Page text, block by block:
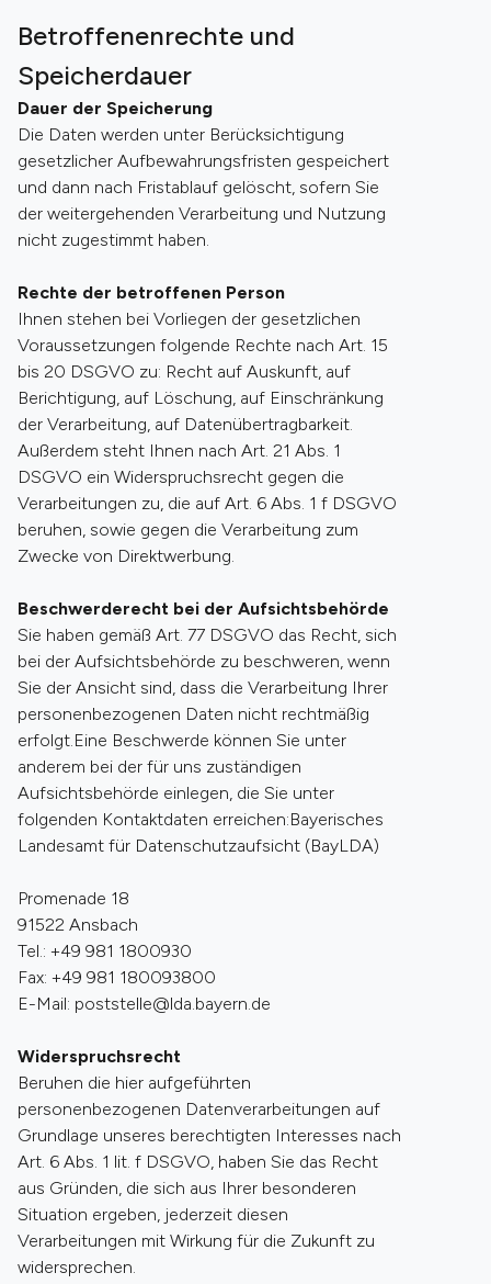
Betroffenenrechte und
Speicherdauer
Dauer der Speicherung
Die Daten werden unter Berücksichtigung
gesetzlicher Aufbewahrungsfristen gespeichert
und dann nach Fristablauf gelöscht, sofern Sie
der weitergehenden Verarbeitung und Nutzung
nicht zugestimmt haben.
Rechte der betroffenen Person
Ihnen stehen bei Vorliegen der gesetzlichen
Voraussetzungen folgende Rechte nach Art. 15
bis 20 DSGVO zu: Recht auf Auskunft, auf
Berichtigung, auf Löschung, auf Einschränkung
der Verarbeitung, auf Datenübertragbarkeit.
Außerdem steht Ihnen nach Art. 21 Abs. 1
DSGVO ein Widerspruchsrecht gegen die
Verarbeitungen zu, die auf Art. 6 Abs. 1 f DSGVO
beruhen, sowie gegen die Verarbeitung zum
Zwecke von Direktwerbung.
Beschwerderecht bei der Aufsichtsbehörde
Sie haben gemäß Art. 77 DSGVO das Recht, sich
bei der Aufsichtsbehörde zu beschweren, wenn
Sie der Ansicht sind, dass die Verarbeitung Ihrer
personenbezogenen Daten nicht rechtmäßig
erfolgt.Eine Beschwerde können Sie unter
anderem bei der für uns zuständigen
Aufsichtsbehörde einlegen, die Sie unter
folgenden Kontaktdaten erreichen:Bayerisches
Landesamt für Datenschutzaufsicht (BayLDA)
Promenade 18
91522 Ansbach
Tel.: +49 981 1800930
Fax: +49 981 180093800
E-Mail: poststelle@lda.bayern.de
Widerspruchsrecht
Beruhen die hier aufgeführten
personenbezogenen Datenverarbeitungen auf
Grundlage unseres berechtigten Interesses nach
Art. 6 Abs. 1 lit. f DSGVO, haben Sie das Recht
aus Gründen, die sich aus Ihrer besonderen
Situation ergeben, jederzeit diesen
Verarbeitungen mit Wirkung für die Zukunft zu
widersprechen.